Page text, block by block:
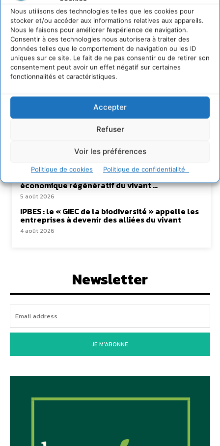
Nous utilisons des technologies telles que les cookies pour
stocker et/ou accéder aux informations relatives aux appareils.
Nous le faisons pour améliorer l’expérience de navigation.
Consentir à ces technologies nous autorisera à traiter des
données telles que le comportement de navigation ou les ID
uniques sur ce site. Le fait de ne pas consentir ou de retirer son
consentement peut avoir un effet négatif sur certaines
fonctionnalités et caractéristiques.
Accepter
Refuser
Voir les préférences
Politique de cookies Politique de confidentialité
Lire aussi
Transformer les territoires par le dialogue et la
coopération avec un Commun
d’Accompagnement des Transitions
socio-écosystèmes résilients
S’inspirer de l’arbre pour un modèle
économique régénératif du vivant …
5 août 2026
IPBES : le « GIEC de la biodiversité » appelle les
entreprises à devenir des alliées du vivant
4 août 2026
Newsletter
JE M'ABONNE